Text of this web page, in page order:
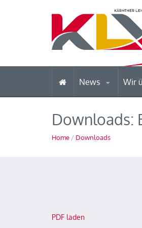
News Wir
Downloads:
Home / Downloads
PDF laden